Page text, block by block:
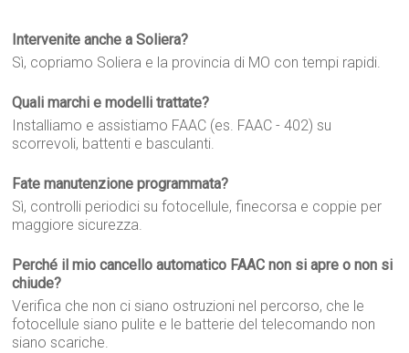
Intervenite anche a Soliera?
Sì, copriamo Soliera e la provincia di MO con tempi rapidi.
Quali marchi e modelli trattate?
Installiamo e assistiamo FAAC (es. FAAC - 402) su
scorrevoli, battenti e basculanti.
Fate manutenzione programmata?
Sì, controlli periodici su fotocellule, finecorsa e coppie per
maggiore sicurezza.
Perché il mio cancello automatico FAAC non si apre o non si
chiude?
Verifica che non ci siano ostruzioni nel percorso, che le
fotocellule siano pulite e le batterie del telecomando non
siano scariche.